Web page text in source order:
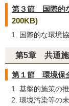
第３節 国際的
200KB)
国際的な環境
第5章 共通
第１節 環境保
基盤的施策の
環境汚染等の